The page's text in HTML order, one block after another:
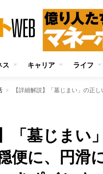
ス キャリア ライフ
「墓じまい
に、円滑